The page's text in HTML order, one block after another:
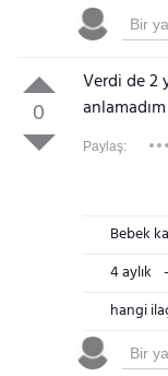
0
Verdi de 2
Paylaş:
Bebek
4 aylık
hangi